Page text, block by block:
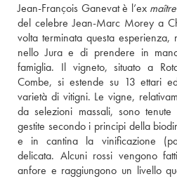
Jean-François Ganevat è l’ex
del celebre Jean-Marc Morey a
volta terminata questa
nello Jura e di prendere in
famiglia. Il vigneto, situato a
Combe, si estende su 13 ettari
varietà di vitigni. Le vigne,
da selezioni massali, sono
gestite secondo i principi della
e in cantina la vinificazione
delicata. Alcuni rossi vengono
anfore e raggiungono un livello